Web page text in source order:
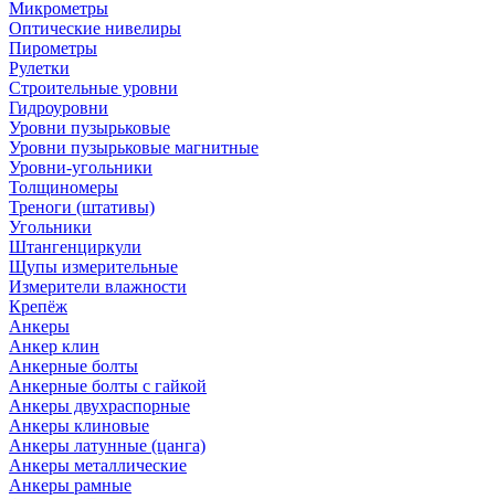
Микрометры
Оптические нивелиры
Пирометры
Рулетки
Строительные уровни
Гидроуровни
Уровни пузырьковые
Уровни пузырьковые магнитные
Уровни-угольники
Толщиномеры
Треноги (штативы)
Угольники
Штангенциркули
Щупы измерительные
Измерители влажности
Крепёж
Анкеры
Анкер клин
Анкерные болты
Анкерные болты с гайкой
Анкеры двухраспорные
Анкеры клиновые
Анкеры латунные (цанга)
Анкеры металлические
Анкеры рамные